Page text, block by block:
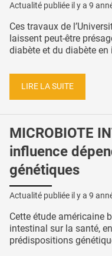
Actualité publiée il y a 9
Ces travaux de
laissent peut-être
diabète et du diabète
LIRE LA SUITE
MICROBIOTE
influence
génétiques
Actualité publiée il y a 9
Cette étude américaine
intestinal sur la santé,
prédispositions